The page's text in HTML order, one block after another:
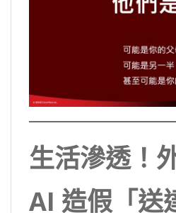
生活滲透！
AI 造假「送